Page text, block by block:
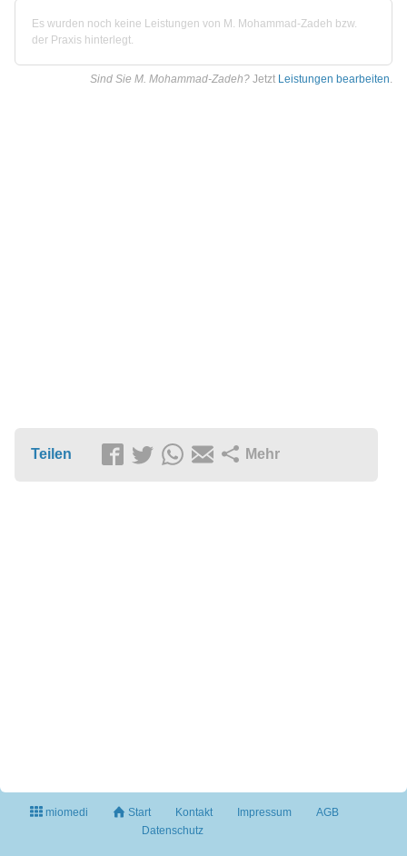
Es wurden noch keine Leistungen von M. Mohammad-Zadeh bzw.
der Praxis hinterlegt.
Sind Sie M. Mohammad-Zadeh? Jetzt Leistungen bearbeiten.
Teilen Mehr
miomedi Start Kontakt Impressum
AGB
Datenschutz